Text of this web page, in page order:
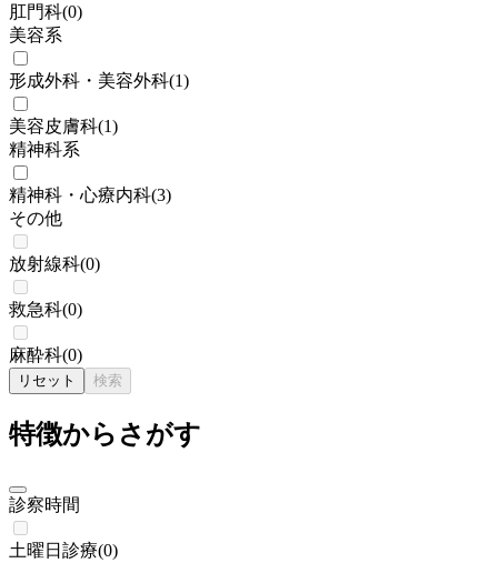
肛門科(0)
美容系
形成外科・美容外科(1)
美容皮膚科(1)
精神科系
精神科・心療内科(3)
その他
放射線科(0)
救急科(0)
麻酔科(0)
リセット 検索
特徴からさがす
診察時間
土曜日診療(0)